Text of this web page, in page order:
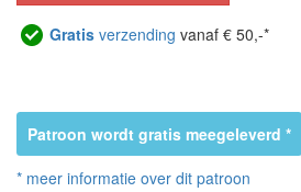
Gratis verzending vanaf € 50,-*
Patroon wordt gratis meegeleverd *
* meer informatie over dit patroon